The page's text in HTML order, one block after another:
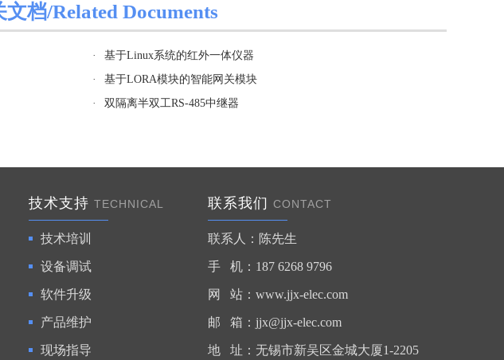
文档/Related Documents
·
基于Linux系统的红外一体仪器
·
基于LORA模块的智能网关模块
· 双隔离半双工RS-485中继器
技术支持 TECHNICAL
技术培训
设备调试
软件升级
产品维护
现场指导
联系我们 CONTACT
联系人：陈先生
手 机：187 6268 9796
网 站：www.jjx-elec.com
邮 箱： jjx@jjx-elec.com
地 址：无锡市新吴区金城大厦1-2205